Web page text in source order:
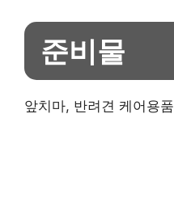
준비물
앞치마, 반려견 케어용품